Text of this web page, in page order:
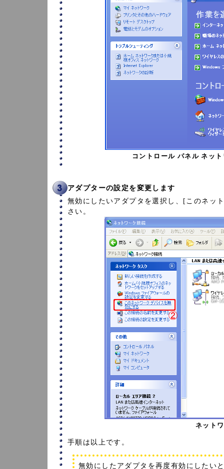
コントロール パネル ネッ
アダプターの設定を変更します
無効にしたいアダプタを選択し、[このネッ
さい。
ネット
手順は以上です。
無効にしたアダプタを再度有効にしたい